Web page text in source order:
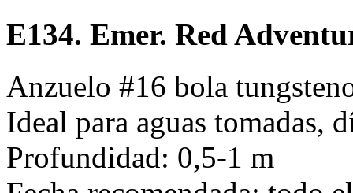
E134. Emer. Red
Anzuelo #16 bola
Ideal para aguas tomadas,
Profundidad: 0,5-1 m